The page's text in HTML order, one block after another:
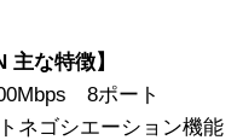
主な特徴】
8ポート
ネゴシエーション機能